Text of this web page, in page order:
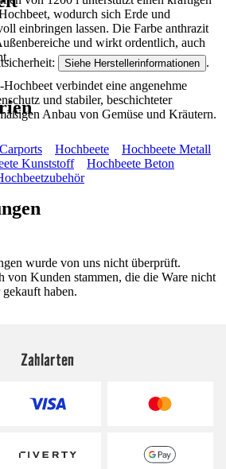
wodurch sich Erde und
einbringen lassen. Die Farbe anthrazit
und wirkt ordentlich, auch
verbindet eine angenehme
und stabiler, beschichteter
Anbau von Gemüse und Kräutern.
Siehe Herstellerinformationen .
Hochbeete
Hochbeete Metall
Kunststoff
Hochbeete Beton
wurde von uns nicht überprüft.
von Kunden stammen, die die Ware nicht
haben.
Zahlarten